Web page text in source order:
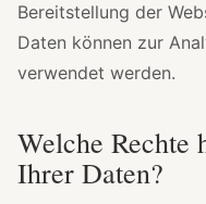
Bereitstellung der
Daten können zur
verwendet werden.
Welche Rechte
Ihrer Daten?